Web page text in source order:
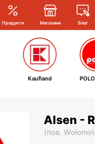
Продукти Магазини Блог
Kaufland
Alsen -
(пов.